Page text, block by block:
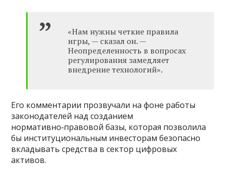
«Нам нужны четкие правила
игры, — сказал он. —
Неопределенность в вопросах
регулирования замедляет
внедрение технологий».
Его комментарии прозвучали на фоне работы
законодателей над созданием
нормативно‑правовой базы, которая позволила
бы институциональным инвесторам безопасно
вкладывать средства в сектор цифровых
активов.